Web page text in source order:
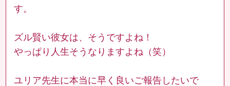
す。
ズル賢い彼女は、そうですよね！
やっぱり人生そうなりますよね（笑）
ユリア先生に本当に早く良いご報告したいで